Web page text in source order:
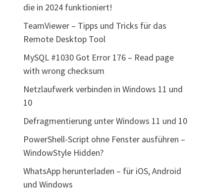
die in 2024 funktioniert!
TeamViewer – Tipps und Tricks für das
Remote Desktop Tool
MySQL #1030 Got Error 176 – Read page
with wrong checksum
Netzlaufwerk verbinden in Windows 11 und
10
Defragmentierung unter Windows 11 und 10
PowerShell-Script ohne Fenster ausführen –
WindowStyle Hidden?
WhatsApp herunterladen – für iOS, Android
und Windows